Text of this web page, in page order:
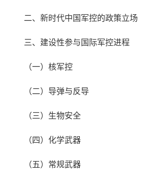
二、新时代中国军控的政策立场
三、建设性参与国际军控进程
（一）核军控
（二）导弹与反导
（三）生物安全
（四）化学武器
（五）常规武器